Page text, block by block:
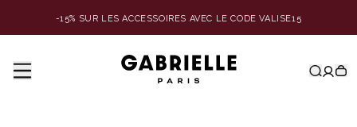
-15% SUR LES ACCESSOIRES AVEC LE CODE VALISE15